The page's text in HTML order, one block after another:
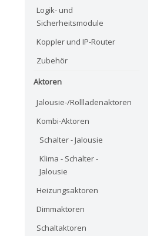
Logik- und
Sicherheitsmodule
Koppler und IP-Router
Zubehör
Aktoren
Jalousie-/Rollladenaktoren
Kombi-Aktoren
Schalter - Jalousie
Klima - Schalter -
Jalousie
Heizungsaktoren
Dimmaktoren
Schaltaktoren